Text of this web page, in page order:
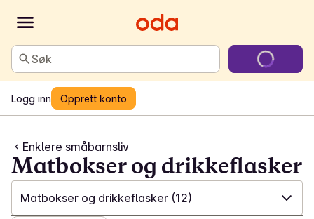
Søk
Logg inn Opprett konto
Enklere småbarnsliv
Matbokser og drikkeflasker
Matbokser og drikkeflasker (12)